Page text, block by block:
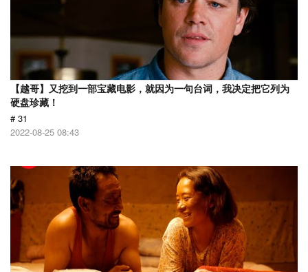
【越哥】又挖到一部宝藏电影，就因为一句台词，我决定把它列为
硬盘珍藏！
# 31
2022-08-25 08:43